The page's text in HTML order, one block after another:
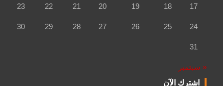
17
18
19
20
21
22
23
24
25
26
27
28
29
30
31
« سبتمبر
اشترك الآن